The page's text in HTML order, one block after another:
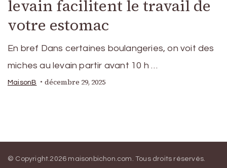
levain facilitent le travail de
votre estomac
En bref Dans certaines boulangeries, on voit des
miches au levain partir avant 10 h …
MaisonB décembre 29, 2025
© Copyright.2026 maisonbichon.com . Tous droits réservés.